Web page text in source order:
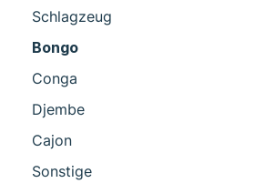
Schlagzeug
Bongo
Conga
Djembe
Cajon
Sonstige